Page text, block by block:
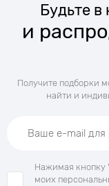
Будьте
и
Получите подборки
найти и
Нажимая кнопку
моих